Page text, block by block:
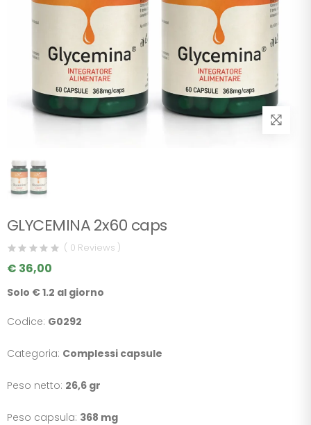
GLYCEMINA 2x60 caps
( 0 Reviews )
€ 36,00
Solo € 1.2 al giorno
Codice: G0292
Categoria: Complessi capsule
Peso netto: 26,6 gr
Peso capsula: 368 mg